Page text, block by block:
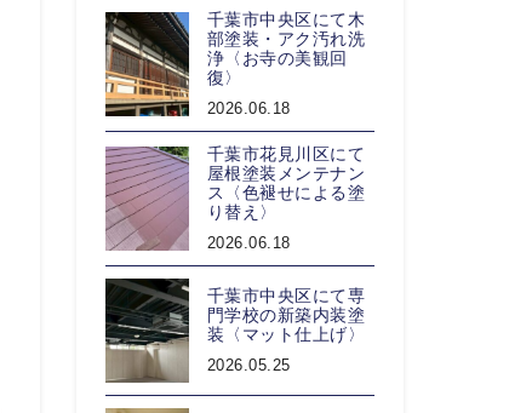
千葉市中央区にて木
部塗装・アク汚れ洗
浄〈お寺の美観回
復〉
2026.06.18
千葉市花見川区にて
屋根塗装メンテナン
ス〈色褪せによる塗
り替え〉
2026.06.18
千葉市中央区にて専
門学校の新築内装塗
装〈マット仕上げ〉
2026.05.25